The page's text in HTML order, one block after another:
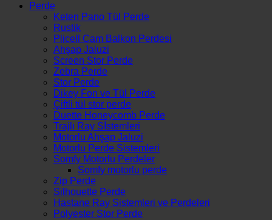
Perde
Keten Pano Tül Perde
Rustik
Plicell Cam Balkon Perdesi
Ahşap Jaluzi
Screen Stor Perde
Zebra Perde
Stor Perde
Dikey Fon ve Tül Perde
Çiftli tül stor perde
Duette Honeycomb Perde
Trajlı Ray Sİstemleri
Motorlu Ahşap Jaluzi
Motorlu Perde Sistemleri
Somfy Motorlu Perdeler
Somfy motorlu perde
Zip Perde
Silhouette Perde
Hastane Ray Sistemleri ve Perdeleri
Polyester Stor Perde